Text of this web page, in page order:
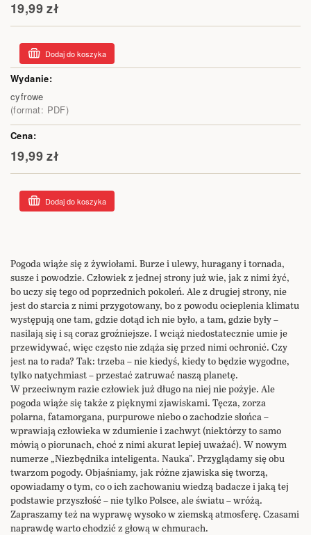
19,99 zł
Dodaj do koszyka
cyfrowe
(format: PDF)
19,99 zł
Dodaj do koszyka
Pogoda wiąże się z żywiołami. Burze i ulewy, huragany i tornada,
susze i powodzie. Człowiek z jednej strony już wie, jak z nimi żyć,
bo uczy się tego od poprzednich pokoleń. Ale z drugiej strony, nie
jest do starcia z nimi przygotowany, bo z powodu ocieplenia klimatu
występują one tam, gdzie dotąd ich nie było, a tam, gdzie były –
nasilają się i są coraz groźniejsze. I wciąż niedostatecznie umie je
przewidywać, więc często nie zdąża się przed nimi ochronić. Czy
jest na to rada? Tak: trzeba – nie kiedyś, kiedy to będzie wygodne,
tylko natychmiast – przestać zatruwać naszą planetę.
W przeciwnym razie człowiek już długo na niej nie pożyje. Ale
pogoda wiąże się także z pięknymi zjawiskami. Tęcza, zorza
polarna, fatamorgana, purpurowe niebo o zachodzie słońca –
wprawiają człowieka w zdumienie i zachwyt (niektórzy to samo
mówią o piorunach, choć z nimi akurat lepiej uważać). W nowym
numerze „Niezbędnika inteligenta. Nauka”. Przyglądamy się obu
twarzom pogody. Objaśniamy, jak różne zjawiska się tworzą,
opowiadamy o tym, co o ich zachowaniu wiedzą badacze i jaką tej
podstawie przyszłość – nie tylko Polsce, ale światu – wróżą.
Zapraszamy też na wyprawę wysoko w ziemską atmosferę. Czasami
naprawdę warto chodzić z głową w chmurach.